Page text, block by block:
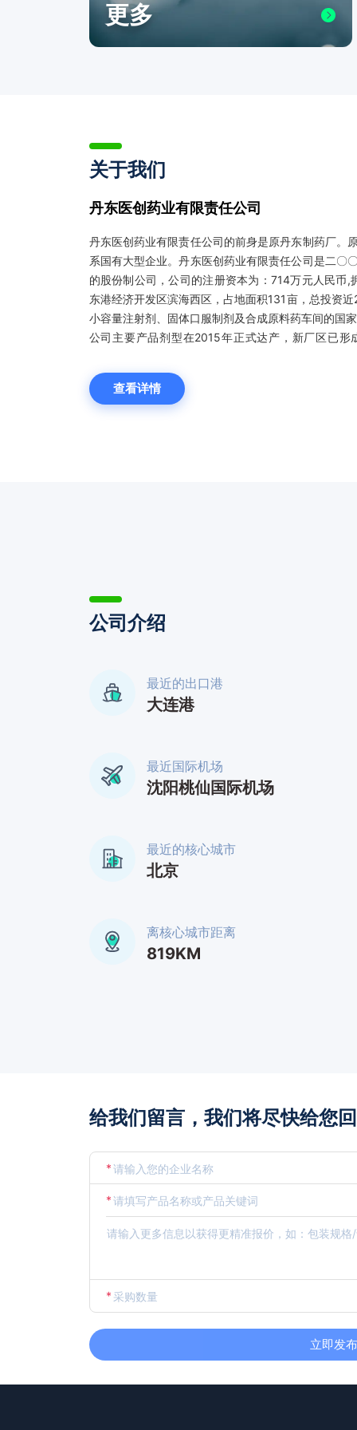
更多
关于我们
丹东医创药业有限责任公司
丹东医创药业有限责任公司的前身是原丹东制药厂。
系国有大型企业。丹东医创药业有限责任公司是二〇
的股份制公司，公司的注册资本为：714万元人民币
东港经济开发区滨海西区，占地面积131亩，总投资
小容量注射剂、固体口服制剂及合成原料药车间的国
公司主要产品剂型在2015年正式达产，新厂区已
个品种。具备了化学合成原料药、医药中间体、小容
制剂、中药提取及制剂、眼膏剂、洗剂等多剂型、多
现有年生产能力为：片剂30亿片，主要品种有头孢克
代化企业。我们将秉承合作共赢、互惠互利的经营理
创未来！
查看详情
公司介绍
最近的出口港
大连港
最近国际机场
沈阳桃仙国际机场
最近的核心城市
北京
离核心城市距离
819KM
给我们留言，我们将尽快给您
*
*
*
立即发